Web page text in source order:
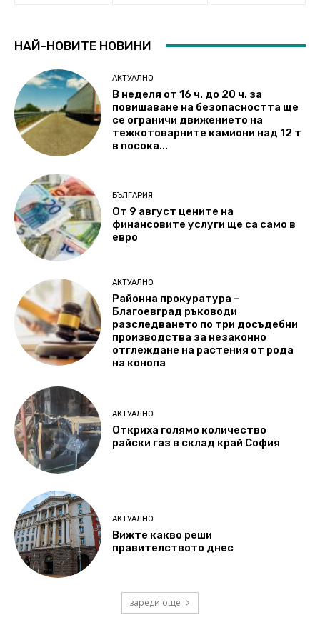
НАЙ-НОВИТЕ НОВИНИ
АКТУАЛНО
В неделя от 16 ч. до 20 ч. за
повишаване на безопасността ще
се ограничи движението на
тежкотоварните камиони над 12 т
в посока...
БЪЛГАРИЯ
От 9 август цените на
финансовите услуги ще са само в
евро
АКТУАЛНО
Районна прокуратура –
Благоевград ръководи
разследването по три досъдебни
производства за незаконно
отглеждане на растения от рода
на конопа
АКТУАЛНО
Откриха голямо количество
райски газ в склад край София
АКТУАЛНО
Вижте какво реши
правителството днес
зареди още